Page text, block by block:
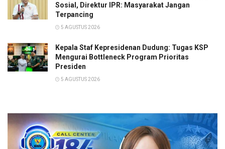
Sosial, Direktur IPR: Masyarakat Jangan
Terpancing
5 AGUSTUS 2026
Kepala Staf Kepresidenan Dudung: Tugas KSP
Mengurai Bottleneck Program Prioritas
Presiden
5 AGUSTUS 2026